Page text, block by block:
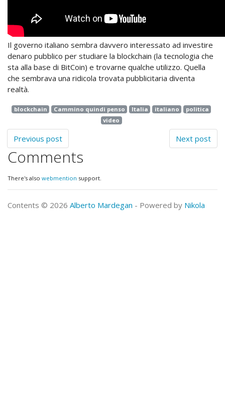
Il governo italiano sembra davvero interessato ad investire
denaro pubblico per studiare la blockchain (la tecnologia che
sta alla base di BitCoin) e trovarne qualche utilizzo. Quella
che sembrava una ridicola trovata pubblicitaria diventa
realtà.
blockchain Cammino quindi penso Italia italiano
politica
video
Previous post Next post
Comments
There's also webmention support.
Contents © 2026 Alberto Mardegan - Powered by Nikola